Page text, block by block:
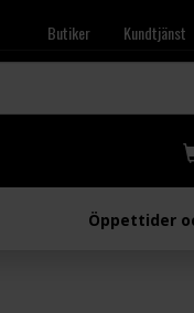
Butiker Kundtjänst
Öppettider